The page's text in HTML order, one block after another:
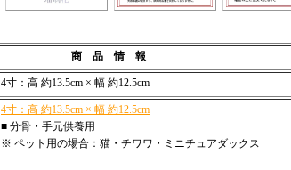
商 品 情 報
4寸：高 約13.5cm × 幅 約12.5cm
4寸：高 約13.5cm × 幅 約12.5cm
■ 分骨・手元供養用
※ ペット用の場合：猫・チワワ・ミニチュアダックス